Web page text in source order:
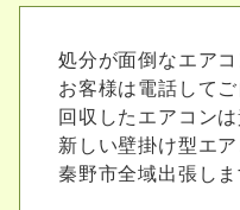
処分が面倒なエア
お客様は電話して
回収したエアコン
新しい壁掛け型エ
秦野市全域出張しま